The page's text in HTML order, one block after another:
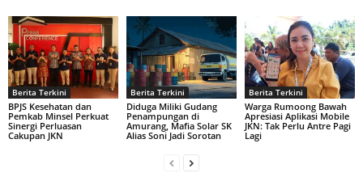
Berita Terkini
BPJS Kesehatan dan
Pemkab Minsel Perkuat
Sinergi Perluasan
Cakupan JKN
Berita Terkini
Diduga Miliki Gudang
Penampungan di
Amurang, Mafia Solar SK
Alias Soni Jadi Sorotan
Berita Terkini
Warga Rumoong Bawah
Apresiasi Aplikasi Mobile
JKN: Tak Perlu Antre Pagi
Lagi